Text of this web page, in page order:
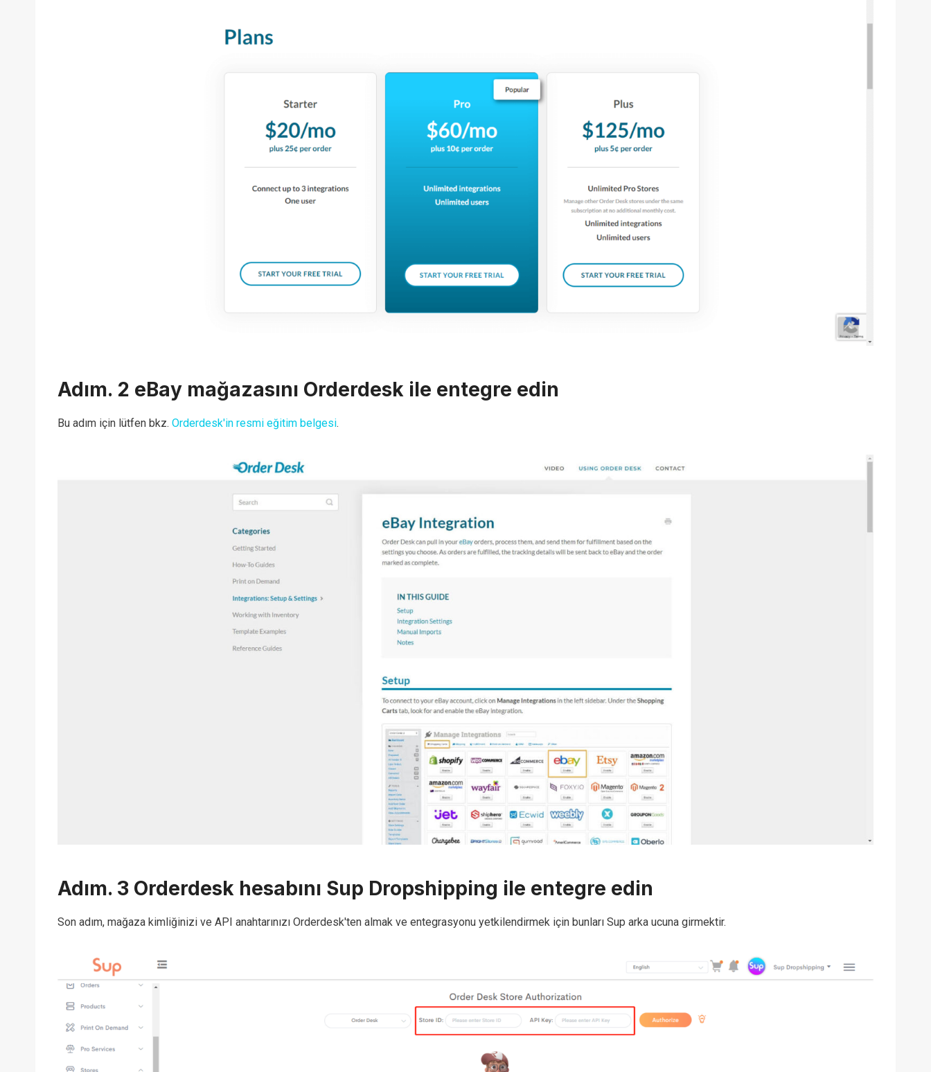
Adım. 2 eBay mağazasını Orderdesk ile entegre edin
Bu adım için lütfen bkz. Orderdesk'in resmi eğitim belgesi.
Adım. 3 Orderdesk hesabını Sup Dropshipping ile entegre edin
Son adım, mağaza kimliğinizi ve API anahtarınızı Orderdesk'ten almak ve entegrasyonu yetkilendirmek için bunları Sup arka ucuna girmektir.